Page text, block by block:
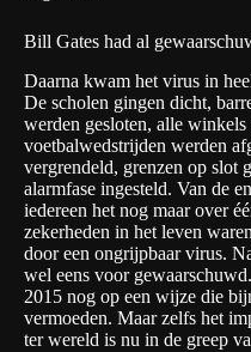
Bill Gates had al
Daarna kwam het virus in
De scholen gingen dicht,
werden gesloten, alle winkels
voetbalwedstrijden werden
vergrendeld, grenzen op slot
alarmfase ingesteld. Van de
iedereen het nog maar over
zekerheden in het leven
door een ongrijpbaar virus.
wel eens voor
2015 nog op een wijze die
vermoeden. Maar zelfs het
ter wereld is nu in de greep